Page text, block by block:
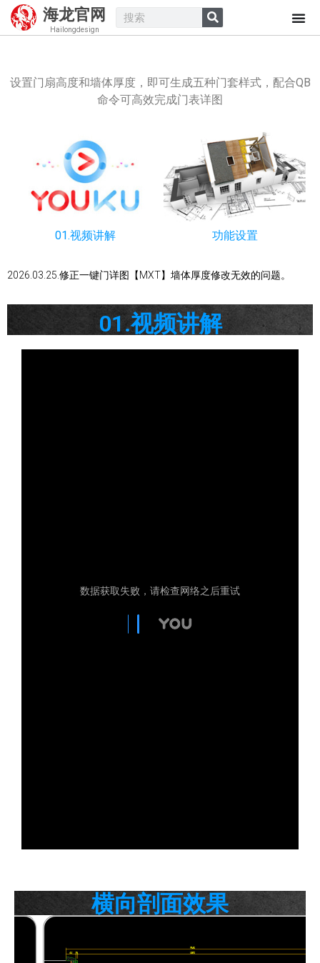
海龙官网
Hailongdesign
设置门扇高度和墙体厚度，即可生成五种门套样式，配合QB
命令可高效完成门表详图
01.视频讲解 功能设置
2026.03.25.修正一键门详图【MXT】墙体厚度修改无效的问题。
01.视频讲解
横向剖面效果